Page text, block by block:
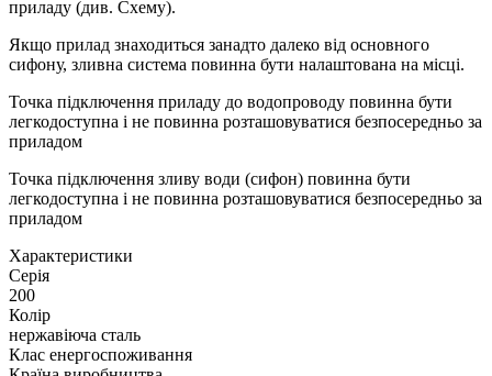
приладу (див. Схему).
Якщо прилад знаходиться занадто далеко від основного
сифону, зливна система повинна бути налаштована на місці.
Точка підключення приладу до водопроводу повинна бути
легкодоступна і не повинна розташовуватися безпосередньо за
приладом
Точка підключення зливу води (сифон) повинна бути
легкодоступна і не повинна розташовуватися безпосередньо за
приладом
Xарактеристики
Серія
200
Колір
нержавіюча сталь
Клас енергоспоживання